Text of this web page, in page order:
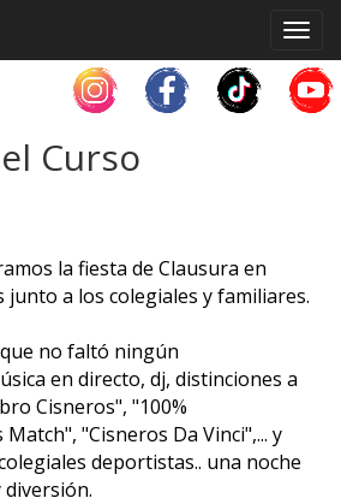
Curso
la fiesta de Clausura en
junto a los colegiales y familiares.
no faltó ningún
en directo, dj, distinciones a
Cisneros", "100%
"Cisneros Da Vinci",... y
deportistas.. una noche